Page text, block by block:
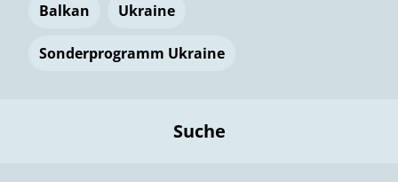
Balkan Ukraine
Sonderprogramm Ukraine
Suche